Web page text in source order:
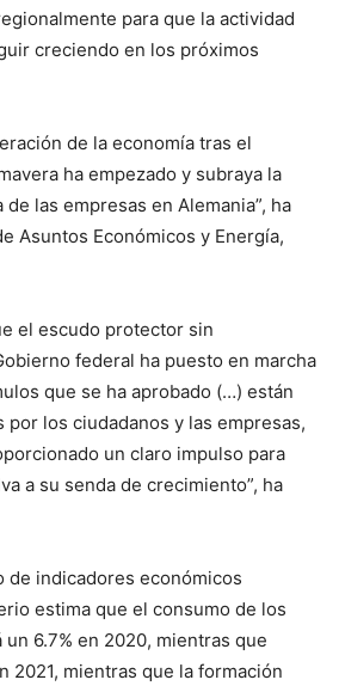
para que la actividad
creciendo en los próximos
de la economía tras el
ha empezado y subraya la
las empresas en Alemania”, ha
Asuntos Económicos y Energía,
el escudo protector sin
federal ha puesto en marcha
que se ha aprobado (…) están
los ciudadanos y las empresas,
un claro impulso para
a su senda de crecimiento”, ha
de indicadores económicos
estima que el consumo de los
6.7% en 2020, mientras que
2021, mientras que la formación